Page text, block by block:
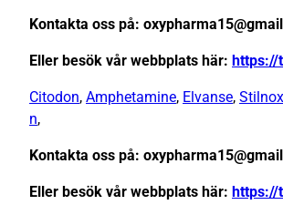
Kontakta oss på:
Eller besök vår webbplats här:
Citodon, Amphetamine, Elvanse, Stilnox
n,
Kontakta oss på:
Eller besök vår webbplats här: